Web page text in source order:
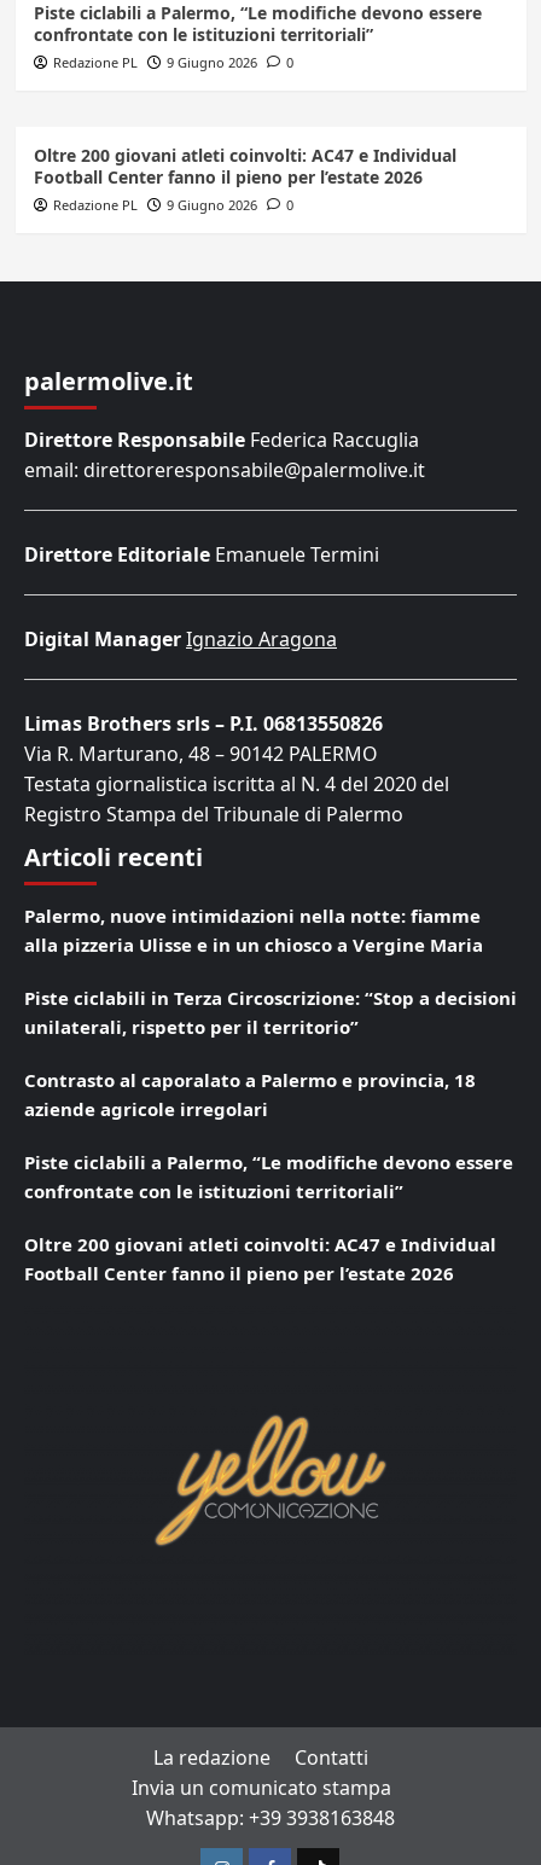
Piste ciclabili a Palermo, “Le modifiche devono essere
confrontate con le istituzioni territoriali”
Redazione PL 9 Giugno 2026 0
Oltre 200 giovani atleti coinvolti: AC47 e Individual
Football Center fanno il pieno per l’estate 2026
Redazione PL 9 Giugno 2026 0
palermolive.it
Direttore Responsabile Federica Raccuglia
email: direttoreresponsabile@palermolive.it
Direttore Editoriale Emanuele Termini
Digital ManagerIgnazio Aragona
Limas Brothers srls – P.I. 06813550826
Via R. Marturano, 48 – 90142 PALERMO
Testata giornalistica iscritta al N. 4 del 2020 del
Registro Stampa del Tribunale di Palermo
Articoli recenti
Palermo, nuove intimidazioni nella notte: fiamme
alla pizzeria Ulisse e in un chiosco a Vergine Maria
Piste ciclabili in Terza Circoscrizione: “Stop a decisioni
unilaterali, rispetto per il territorio”
Contrasto al caporalato a Palermo e provincia, 18
aziende agricole irregolari
Piste ciclabili a Palermo, “Le modifiche devono essere
confrontate con le istituzioni territoriali”
Oltre 200 giovani atleti coinvolti: AC47 e Individual
Football Center fanno il pieno per l’estate 2026
La redazione
Contatti
Invia un comunicato stampa
Whatsapp: +39 3938163848